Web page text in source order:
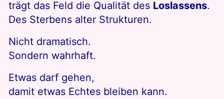
trägt das Feld die Qualität des Loslassens.
Des Sterbens alter Strukturen.
Nicht dramatisch.
Sondern wahrhaft.
Etwas darf gehen,
damit etwas Echtes bleiben kann.